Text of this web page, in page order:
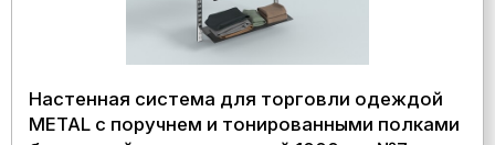
Настенная система для торговли одеждой
METAL с поручнем и тонированными полками